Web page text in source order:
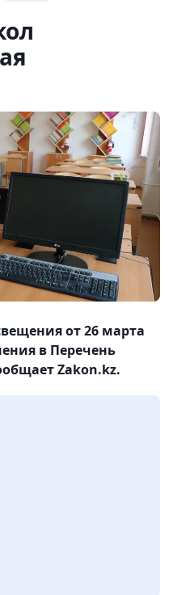
от 26 марта
в Перечень
Zakon.kz.